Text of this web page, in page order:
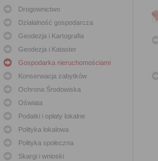
Drogownictwo
Działalność gospodarcza
Geodezja i Kartografia
Geodezja i Kataster
Gospodarka nieruchomościami
Konserwacja zabytków
Ochrona Środowiska
Oświata
Podatki i opłaty lokalne
Polityka lokalowa
Polityka społeczna
Skargi i wnioski